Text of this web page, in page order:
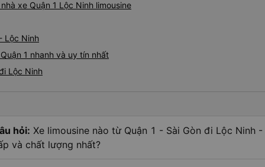
xe Quận 1 Lộc Ninh limousine
Lộc Ninh
1 nhanh và uy tín nhất
Lộc Ninh
hỏi: Xe limousine nào từ Quận 1 - Sài Gòn đi Lộc Ninh
và chất lượng nhất?